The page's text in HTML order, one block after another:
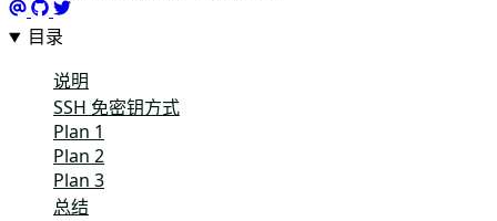
目录
说明
SSH 免密钥方式
Plan 1
Plan 2
Plan 3
总结